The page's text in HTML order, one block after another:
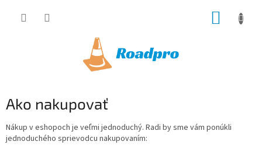
Ako nakupovať
Nákup v eshopoch je veľmi jednoduchý. Radi by sme vám ponúkli
jednoduchého sprievodcu nakupovaním: